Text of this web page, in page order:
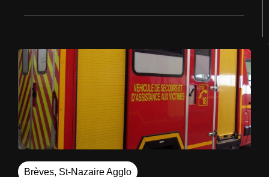
Brèves, St-Nazaire Agglo